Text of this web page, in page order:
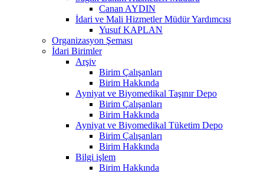
Canan AYDIN
İdari ve Mali Hizmetler Müdür Yardımcısı
Yusuf KAPLAN
Organizasyon Şeması
İdari Birimler
Arşiv
Birim Çalışanları
Birim Hakkında
Ayniyat ve Biyomedikal Taşınır Depo
Birim Çalışanları
Birim Hakkında
Ayniyat ve Biyomedikal Tüketim Depo
Birim Çalışanları
Birim Hakkında
Bilgi işlem
Birim Hakkında